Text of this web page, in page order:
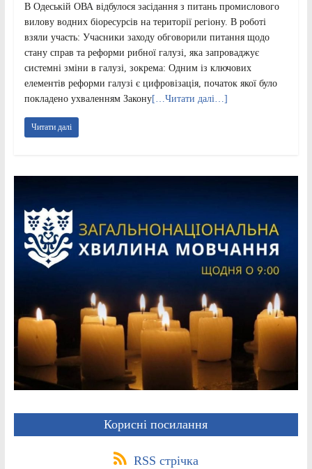
В Одеській ОВА відбулося засідання з питань промислового
вилову водних біоресурсів на території регіону. В роботі
взяли участь: Учасники заходу обговорили питання щодо
стану справ та реформи рибної галузі, яка запроваджує
системні зміни в галузі, зокрема: Одним із ключових
елементів реформи галузі є цифровізація, початок якої було
покладено ухваленням Закону[…Читати далі…]
Читати далі
Корисні посилання
RSS стрічка